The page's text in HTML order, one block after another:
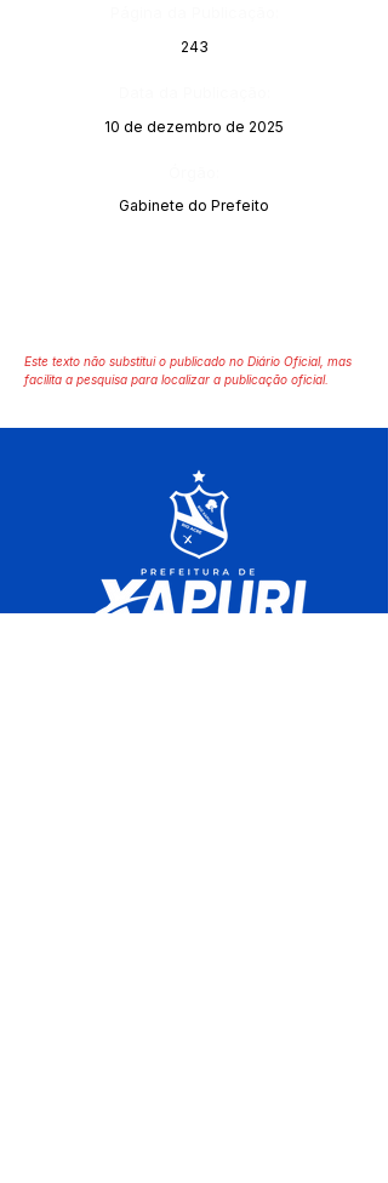
243
10 de dezembro de 2025
Gabinete do Prefeito
Este texto não substitui o publicado no Diário Oficial, mas
facilita a pesquisa para localizar a publicação oficial.